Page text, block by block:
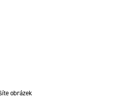
obrázek